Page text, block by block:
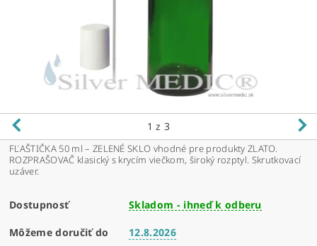
1 z 3
FĽAŠTIČKA 50 ml – ZELENÉ SKLO vhodné pre produkty ZLATO.
ROZPRAŠOVAČ klasický s krycím viečkom, široký rozptyl. Skrutkovací
uzáver.
Dostupnosť Skladom - ihneď k odberu
Môžeme doručiť do 12.8.2026